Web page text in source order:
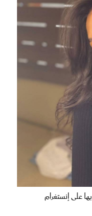
على إنستغرام